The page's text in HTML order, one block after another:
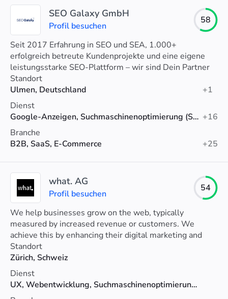
SEO Galaxy GmbH
Profil besuchen
58
Seit 2017 Erfahrung in SEO und SEA, 1.000+
erfolgreich betreute Kundenprojekte und eine eigene
leistungsstarke SEO-Plattform – wir sind Dein Partner
für messbar mehr Kunden durch SEO & SEA.
Standort
Ulmen, Deutschland
+1
Dienst
Google-Anzeigen, Suchmaschinenoptimierung (SEO), Linkaufbau +16
Branche
B2B, SaaS, E-Commerce
+25
what. AG
Profil besuchen
54
We help businesses grow on the web, typically
measured by increased revenue or customers. We
achieve this by enhancing their digital marketing and
websites.
Standort
Zürich, Schweiz
Dienst
UX, Webentwicklung, Suchmaschinenoptimierung (SEO)